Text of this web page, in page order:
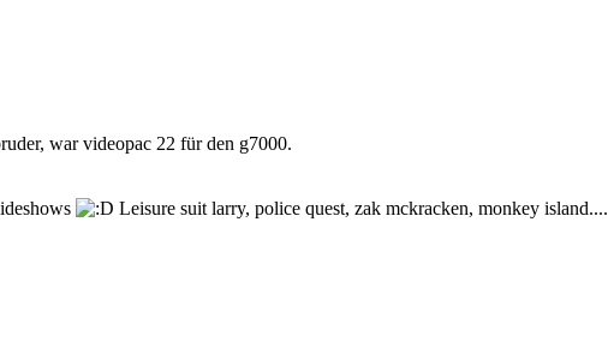
war videopac 22 für den g7000.
Leisure suit larry, police quest, zak mckracken, monkey island....